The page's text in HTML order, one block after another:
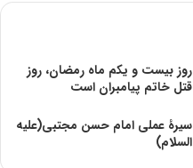
روز بیست‌ و یکم‌ ماه‌ رمضان‌، روز
قتل‌ خاتم‌ پیامبران‌ است‌
سیرۀ عملی امام حسن مجتبی(علیه
السلام)